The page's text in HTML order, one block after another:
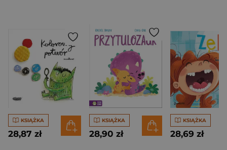
KSIĄŻKA
28,87 zł
KSIĄŻKA
28,90 zł
KSIĄŻKA
28,69 zł